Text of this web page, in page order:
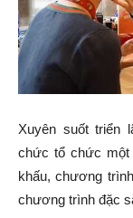
Xuyên suốt triển
chức tổ chức một
khấu, chương
chương trình đặc